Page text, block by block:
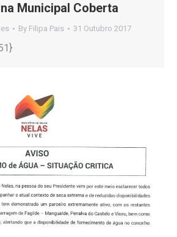
Municipal Coberta
By Filipa Pais 31 Outubro 2017